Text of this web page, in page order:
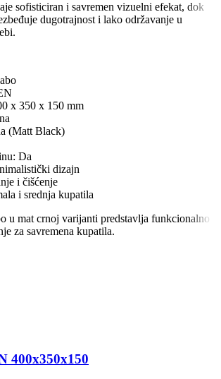
sofisticiran i savremen vizuelni efekat, dok
dugotrajnost i lako održavanje u
x 350 x 150 mm
(Matt Black)
Da
dizajn
i čišćenje
i srednja kupatila
u mat crnoj varijanti predstavlja funkcionalno i
za savremena kupatila.
400x350x150